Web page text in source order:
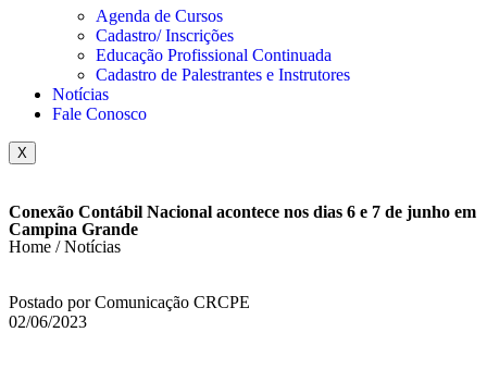
Agenda de Cursos
Cadastro/ Inscrições
Educação Profissional Continuada
Cadastro de Palestrantes e Instrutores
Notícias
Fale Conosco
X
Conexão Contábil Nacional acontece nos dias 6 e 7 de junho em
Campina Grande
Home / Notícias
Postado por Comunicação CRCPE
02/06/2023